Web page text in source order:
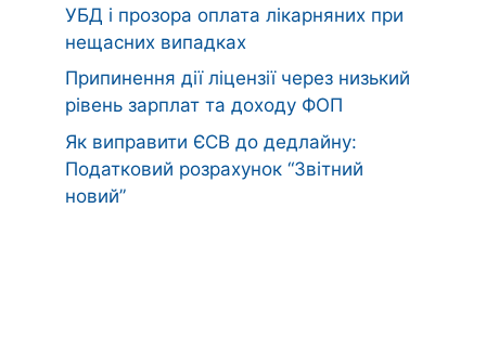
УБД і прозора оплата лікарняних при
нещасних випадках
Припинення дії ліцензії через низький
рівень зарплат та доходу ФОП
Як виправити ЄСВ до дедлайну:
Податковий розрахунок “Звітний
новий”